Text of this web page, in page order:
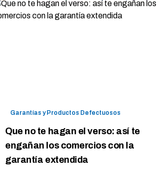
Garantías y Productos Defectuosos
Que no te hagan el verso: así te
engañan los comercios con la
garantía extendida